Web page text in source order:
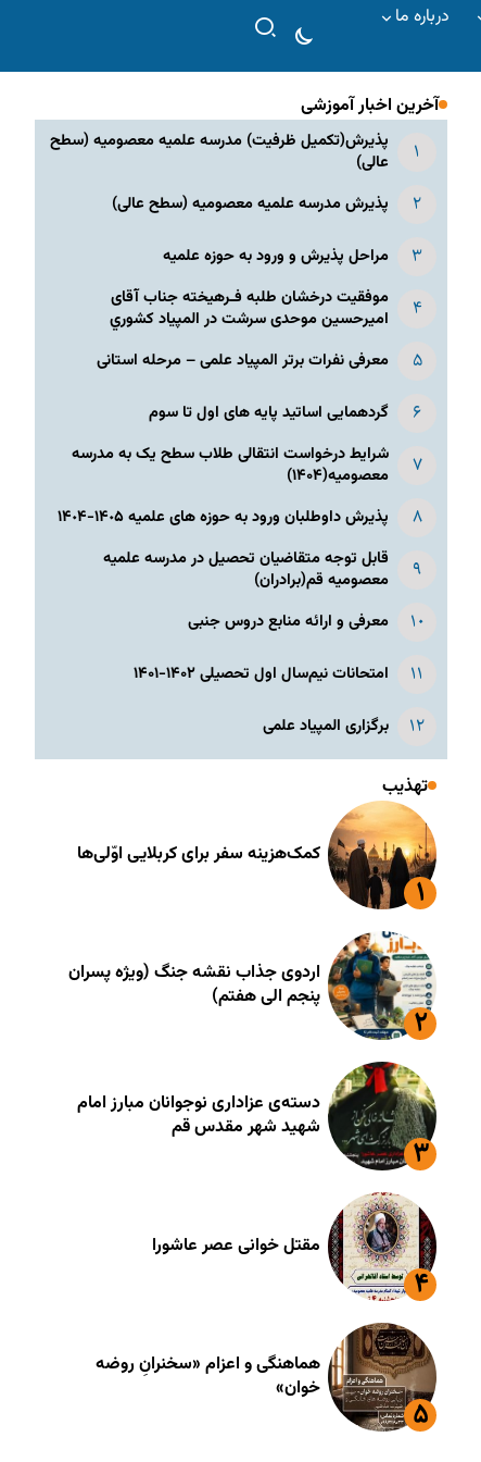
درباره ما
آخرین اخبار آموزشی
پذیرش(تکمیل ظرفیت) مدرسه علمیه معصومیه‌ (سطح
عالی)
پذیرش مدرسه علمیه معصومیه‌ (سطح عالی)
مراحل پذیرش و ورود به حوزه علمیه
موفقیت درخشان طلبه فـرهیخته جناب آقای
امیرحسین موحدی سرشت در المپياد كشوري
معرفی نفرات برتر المپیاد علمی – مرحله استانی
گردهمایی اساتید پایه های اول تا سوم
شرایط درخواست انتقالی طلاب سطح یک به مدرسه
معصومیه(۱۴۰۴)
پذیرش داوطلبان ورود به حوزه های علمیه ١۴٠۵-١۴٠۴
قابل توجه متقاضیان تحصیل در مدرسه علمیه
معصومیه قم(برادران)
معرفی و ارائه منابع دروس جنبی
امتحانات نیم‌سال اول تحصیلی ۱۴۰۲-۱۴۰۱
برگزاری المپیاد علمی
تهذیب
کمک‌هزینه سفر برای کربلایی اوّلی‌ها
اردوی جذاب نقشه جنگ (ویژه پسران
پنجم الی هفتم)
دسته‌ی عزاداری نوجوانان مبارز امام
شهید شهر مقدس قم
مقتل خوانی عصر عاشورا
هماهنگی و اعزام «سخنرانِ روضه
خوان»